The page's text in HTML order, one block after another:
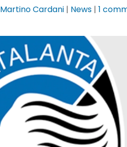
Martino Cardani | News | 1